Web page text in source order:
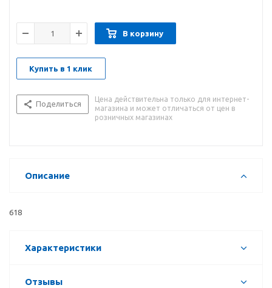
В корзину
Купить в 1 клик
Поделиться
Цена действительна только для интернет-
магазина и может отличаться от цен в
розничных магазинах
Описание
618
Характеристики
Отзывы